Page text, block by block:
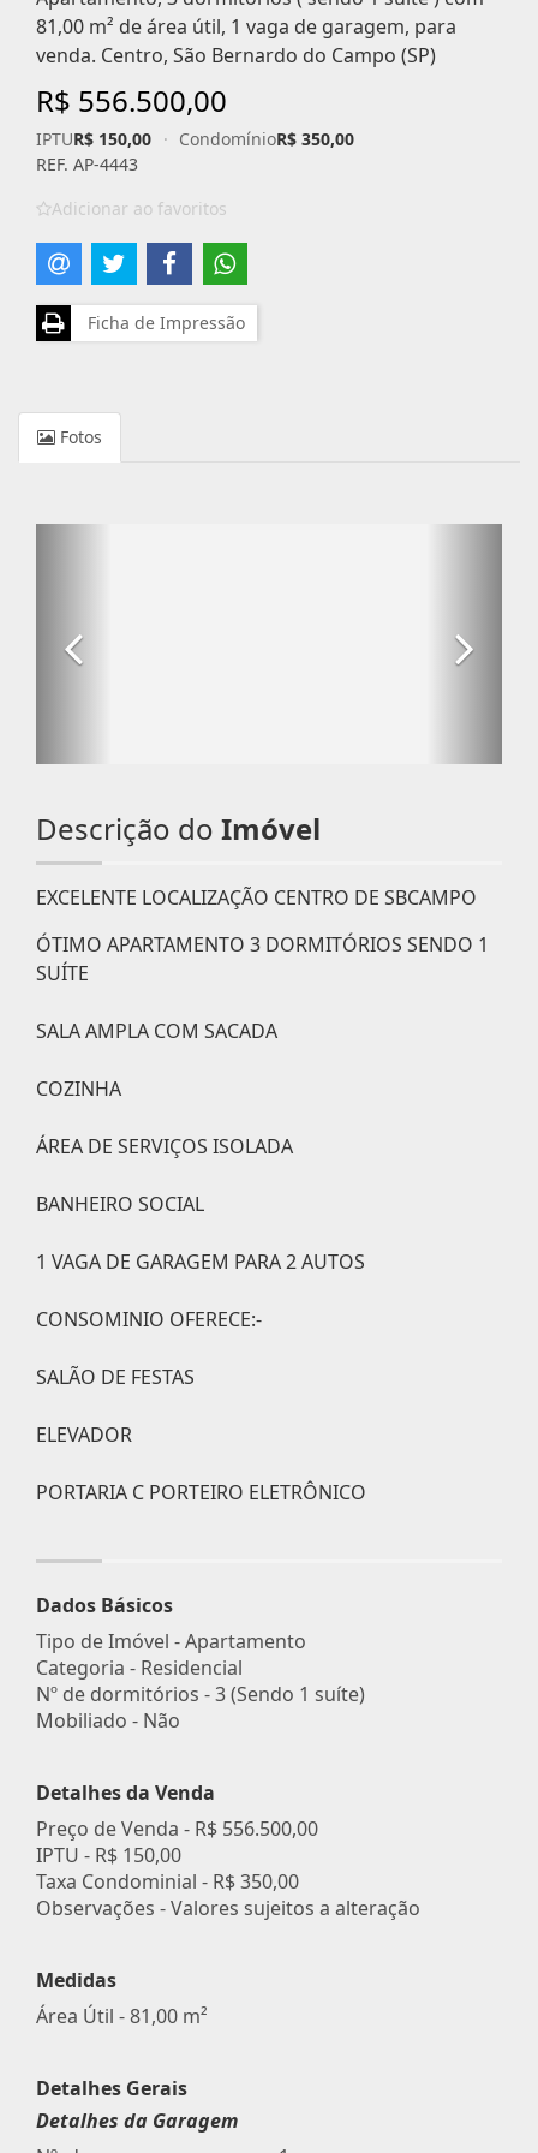
81,00 m² de área útil, 1 vaga de garagem, para
venda. Centro, São Bernardo do Campo (SP)
R$ 556.500,00
IPTUR$ 150,00 · CondomínioR$ 350,00
REF. AP-4443
Adicionar ao favoritos
Ficha de Impressão
Fotos
Descrição do Imóvel
EXCELENTE LOCALIZAÇÃO CENTRO DE SBCAMPO
ÓTIMO APARTAMENTO 3 DORMITÓRIOS SENDO 1
SUÍTE
SALA AMPLA COM SACADA
COZINHA
ÁREA DE SERVIÇOS ISOLADA
BANHEIRO SOCIAL
1 VAGA DE GARAGEM PARA 2 AUTOS
CONSOMINIO OFERECE:-
SALÃO DE FESTAS
ELEVADOR
PORTARIA C PORTEIRO ELETRÔNICO
Dados Básicos
Tipo de Imóvel - Apartamento
Categoria - Residencial
Nº de dormitórios - 3 (Sendo 1 suíte)
Mobiliado - Não
Detalhes da Venda
Preço de Venda - R$ 556.500,00
IPTU - R$ 150,00
Taxa Condominial - R$ 350,00
Observações - Valores sujeitos a alteração
Medidas
Área Útil - 81,00 m²
Detalhes Gerais
Detalhes da Garagem